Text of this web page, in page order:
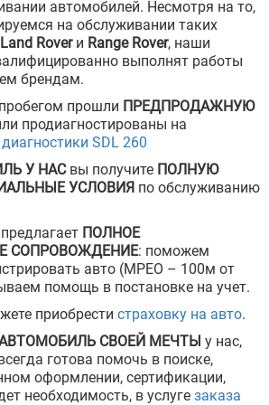
автомобилей. Несмотря на то,
на обслуживании таких
Land Roverи Range Rover, наши
выполнят работы
брендам.
прошли ПРЕДПРОДАЖНУЮ
продиагностированы на
SDL 260
У НАС вы получите ПОЛНУЮ
УСЛОВИЯ по обслуживанию
предлагает ПОЛНОЕ
СОПРОВОЖДЕНИЕ: поможем
авто (МРЕО – 100м от
помощь в постановке на учет.
приобрести страховку на авто.
СВОЕЙ МЕЧТЫ у нас,
готова помочь в поиске,
оформлении, сертификации,
необходимость, в услуге заказа